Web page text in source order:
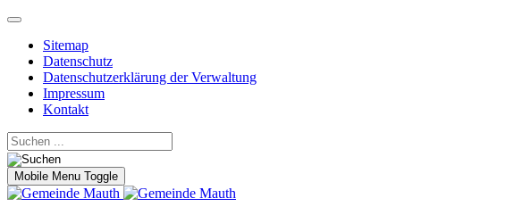
Sitemap
Datenschutz
Datenschutzerklärung der Verwaltung
Impressum
Kontakt
Mobile Menu Toggle